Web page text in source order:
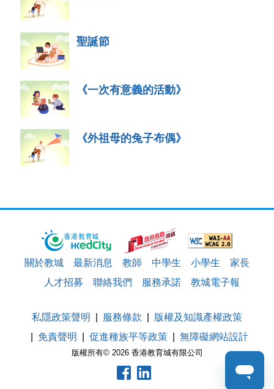
聖誕節
《一次有意義的活動》
《外祖母的兔子布偶》
關於教城 最新消息 教師 中學生 小學生
家長
人才招募
聯絡我們 服務承諾 教城電子報
版權所有© 2026 香港教育城有限公司
私隱政策聲明 服務條款
版權及知識產權政策
免責聲明
促進種族平等政策 無障礙網站設計